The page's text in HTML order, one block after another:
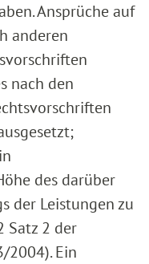
Ansprüche auf
anderen
nach den
des darüber
der Leistungen zu
Satz 2 der
2004). Ein